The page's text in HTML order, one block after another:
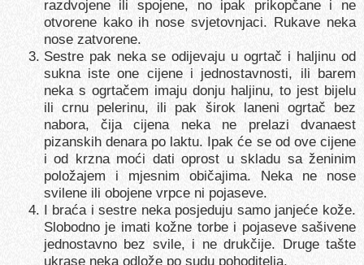
razdvojene ili spojene, no ipak prikopčane i ne
otvorene kako ih nose svjetovnjaci. Rukave neka
nose zatvorene.
Sestre pak neka se odijevaju u ogrtač i haljinu od
sukna iste one cijene i jednostavnosti, ili barem
neka s ogrtačem imaju donju haljinu, to jest bijelu
ili crnu pelerinu, ili pak širok laneni ogrtač bez
nabora, čija cijena neka ne prelazi dvanaest
pizanskih denara po laktu. Ipak će se od ove cijene
i od krzna moći dati oprost u skladu sa ženinim
položajem i mjesnim običajima. Neka ne nose
svilene ili obojene vrpce ni pojaseve.
I braća i sestre neka posjeduju samo janjeće kože.
Slobodno je imati kožne torbe i pojaseve sašivene
jednostavno bez svile, i ne drukčije. Druge tašte
ukrase neka odlože po sudu pohoditelja.